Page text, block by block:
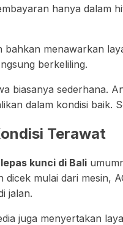
hanya dalam
bahkan menawarkan
berkeliling.
biasanya sederhana.
dalam kondisi baik.
Terawat
kunci di Bali
dicek mulai dari mesin,
jalan.
juga menyertakan